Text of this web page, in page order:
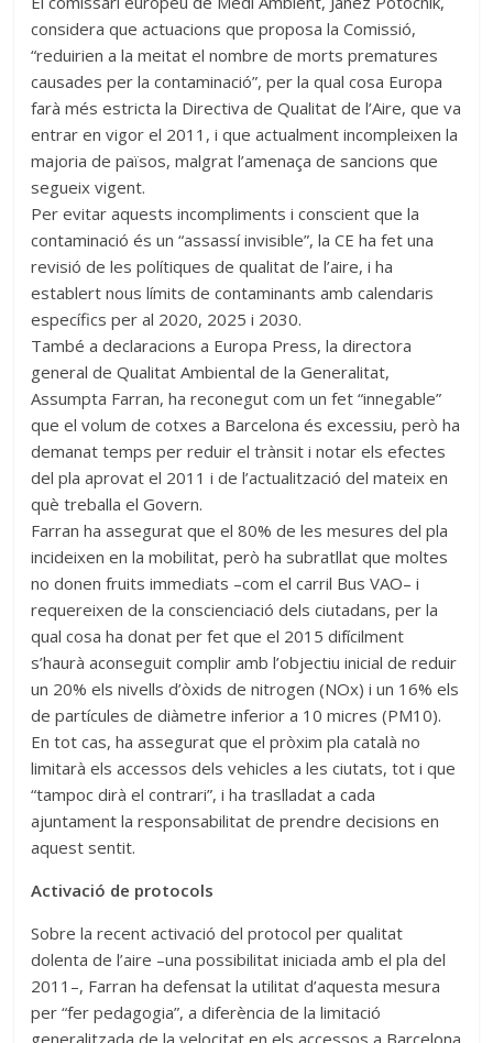
considera que actuacions que proposa la Comissió,
“reduirien a la meitat el nombre de morts prematures
causades per la contaminació”, per la qual cosa Europa
farà més estricta la Directiva de Qualitat de l’Aire, que va
entrar en vigor el 2011, i que actualment incompleixen la
majoria de països, malgrat l’amenaça de sancions que
segueix vigent.
Per evitar aquests incompliments i conscient que la
contaminació és un “assassí invisible”, la CE ha fet una
revisió de les polítiques de qualitat de l’aire, i ha
establert nous límits de contaminants amb calendaris
específics per al 2020, 2025 i 2030.
També a declaracions a Europa Press, la directora
general de Qualitat Ambiental de la Generalitat,
Assumpta Farran, ha reconegut com un fet “innegable”
que el volum de cotxes a Barcelona és excessiu, però ha
demanat temps per reduir el trànsit i notar els efectes
del pla aprovat el 2011 i de l’actualització del mateix en
què treballa el Govern.
Farran ha assegurat que el 80% de les mesures del pla
incideixen en la mobilitat, però ha subratllat que moltes
no donen fruits immediats –com el carril Bus VAO– i
requereixen de la conscienciació dels ciutadans, per la
qual cosa ha donat per fet que el 2015 difícilment
s’haurà aconseguit complir amb l’objectiu inicial de reduir
un 20% els nivells d’òxids de nitrogen (NOx) i un 16% els
de partícules de diàmetre inferior a 10 micres (PM10).
En tot cas, ha assegurat que el pròxim pla català no
limitarà els accessos dels vehicles a les ciutats, tot i que
“tampoc dirà el contrari”, i ha traslladat a cada
ajuntament la responsabilitat de prendre decisions en
aquest sentit.
Activació de protocols
Sobre la recent activació del protocol per qualitat
dolenta de l’aire –una possibilitat iniciada amb el pla del
2011–, Farran ha defensat la utilitat d’aquesta mesura
per “fer pedagogia”, a diferència de la limitació
generalitzada de la velocitat en els accessos a Barcelona